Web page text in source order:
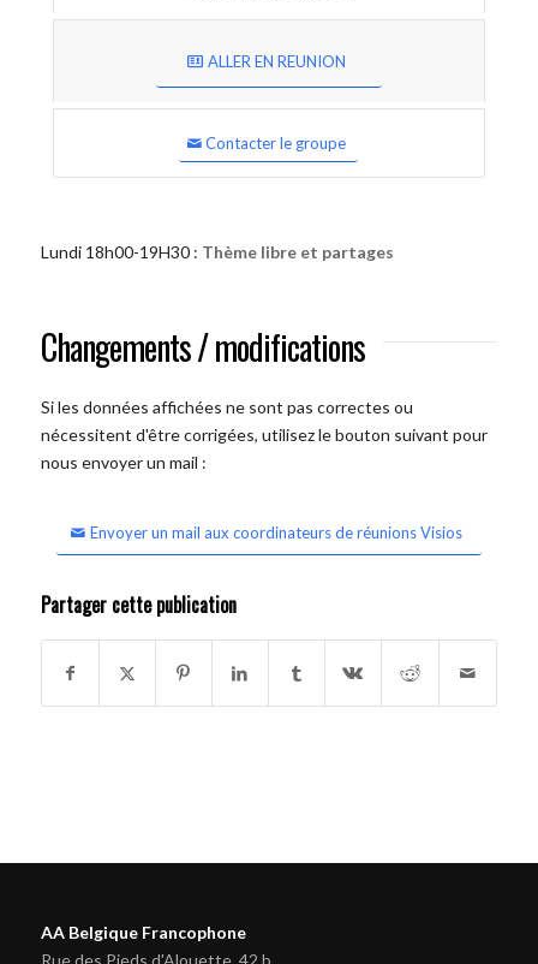
ALLER EN REUNION
Contacter le groupe
Lundi 18h00-19H30 : Thème libre et partages
Changements / modifications
Si les données affichées ne sont pas correctes ou
nécessitent d'être corrigées, utilisez le bouton suivant pour
nous envoyer un mail :
Envoyer un mail aux coordinateurs de réunions Visios
Partager cette publication
AA Belgique Francophone
Rue des Pieds d'Alouette, 42 b